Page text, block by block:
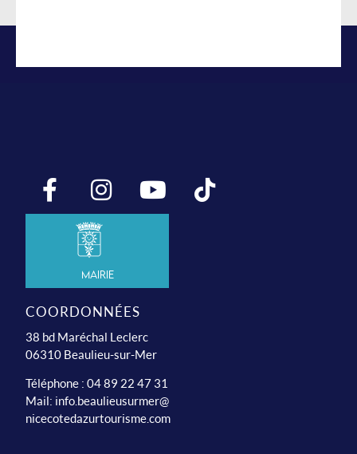
Mairie
COORDONNÉES
38 bd Maréchal Leclerc
06310 Beaulieu-sur-Mer
Téléphone : 04 89 22 47 31
Mail: info.beaulieusurmer@
nicecotedazurtourisme.com